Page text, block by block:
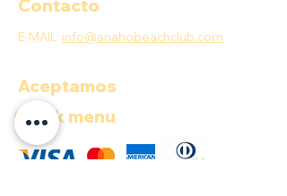
Contacto
E-MAIL: info@anahobeachclub.com
Aceptamos
Quick menu